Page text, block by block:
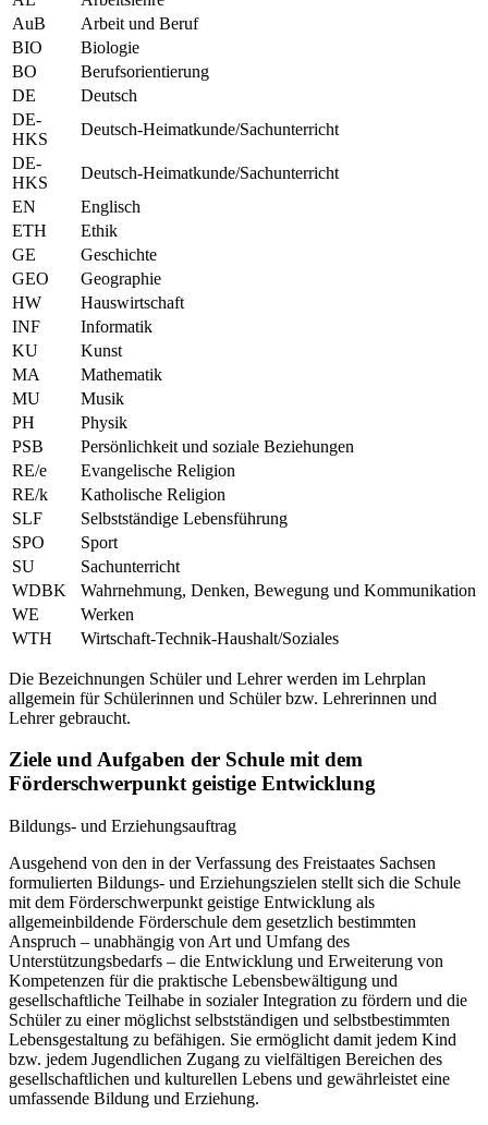
AuB
Arbeit und Beruf
BIO
Biologie
BO
Berufsorientierung
DE
Deutsch
DE-
HKS
Deutsch-Heimatkunde/Sachunterricht
DE-
HKS
Deutsch-Heimatkunde/Sachunterricht
EN
Englisch
ETH
Ethik
GE
Geschichte
GEO
Geographie
HW
Hauswirtschaft
INF
Informatik
KU
Kunst
MA
Mathematik
MU
Musik
PH
Physik
PSB
Persönlichkeit und soziale Beziehungen
RE/e
Evangelische Religion
RE/k
Katholische Religion
SLF
Selbstständige Lebensführung
SPO
Sport
SU
Sachunterricht
WDBK
Wahrnehmung, Denken, Bewegung und Kommunikation
WE
Werken
WTH
Wirtschaft-Technik-Haushalt/Soziales
Die Bezeichnungen Schüler und Lehrer werden im Lehrplan
allgemein für Schülerinnen und Schüler bzw. Lehrerinnen und
Lehrer gebraucht.
Ziele und Aufgaben der Schule mit dem
Förderschwerpunkt geistige Entwicklung
Bildungs- und Erziehungsauftrag
Ausgehend von den in der Verfassung des Freistaates Sachsen
formulierten Bildungs- und Erziehungszielen stellt sich die Schule
mit dem Förderschwerpunkt geistige Entwicklung als
allgemeinbildende Förderschule dem gesetzlich bestimmten
Anspruch – unabhängig von Art und Umfang des
Unterstützungsbedarfs – die Entwicklung und Erweiterung von
Kompetenzen für die praktische Lebensbewältigung und
gesellschaftliche Teilhabe in sozialer Integration zu fördern und die
Schüler zu einer möglichst selbstständigen und selbstbestimmten
Lebensgestaltung zu befähigen. Sie ermöglicht damit jedem Kind
bzw. jedem Jugendlichen Zugang zu vielfältigen Bereichen des
gesellschaftlichen und kulturellen Lebens und gewährleistet eine
umfassende Bildung und Erziehung.